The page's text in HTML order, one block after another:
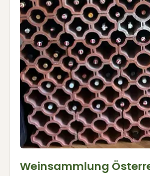
Weinsammlung